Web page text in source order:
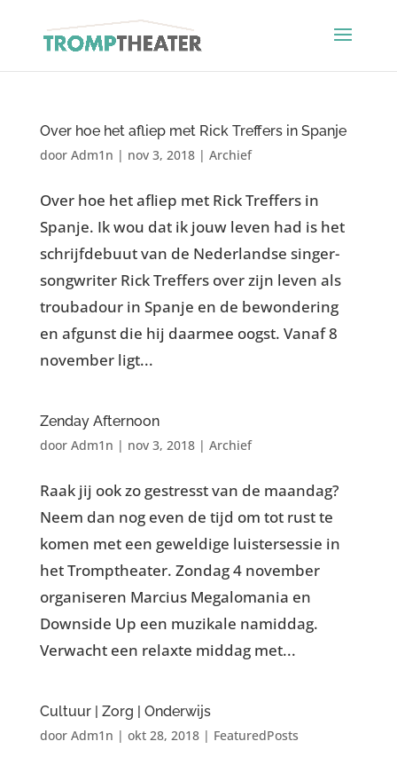
Over hoe het afliep met Rick Treffers in Spanje
door Adm1n | nov 3, 2018| Archief
Over hoe het afliep met Rick Treffers in
Spanje. Ik wou dat ik jouw leven had is het
schrijfdebuut van de Nederlandse singer-
songwriter Rick Treffers over zijn leven als
troubadour in Spanje en de bewondering
en afgunst die hij daarmee oogst. Vanaf 8
november ligt...
Zenday Afternoon
door Adm1n | nov 3, 2018| Archief
Raak jij ook zo gestresst van de maandag?
Neem dan nog even de tijd om tot rust te
komen met een geweldige luistersessie in
het Tromptheater. Zondag 4 november
organiseren Marcius Megalomania en
Downside Up een muzikale namiddag.
Verwacht een relaxte middag met...
Cultuur | Zorg | Onderwijs
door Adm1n | okt 28, 2018| FeaturedPosts